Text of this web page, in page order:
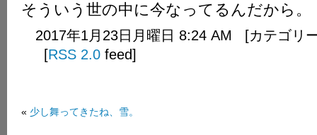
そういう世の中に今なってるんだから。
2017年1月23日月曜日 8:24 AM [カテゴリ
[RSS 2.0 feed]
« 少し舞ってきたね、雪。